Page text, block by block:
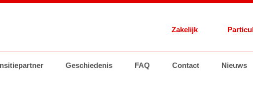
Zakelijk
Energie Brandstoffen AVIA Card Groothandel
Tankstations Brandstoffen
Geschiedenis FAQ Contact Nieuws